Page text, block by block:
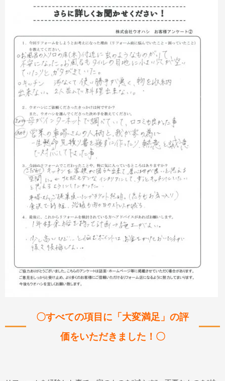
〇すべての項目に「大変満足」の評
価をいただきました！〇